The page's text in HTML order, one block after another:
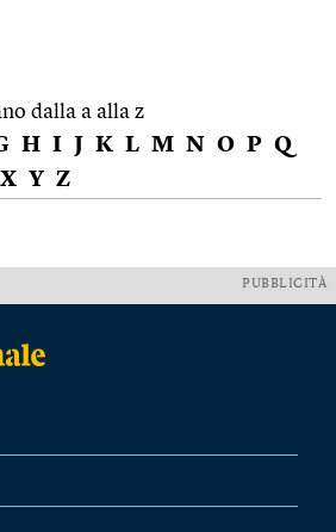
dalla a alla z
H I J K L M N O P Q
X Y Z
PUBBLICITÀ